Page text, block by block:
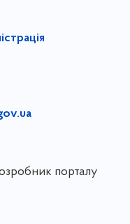
порталу